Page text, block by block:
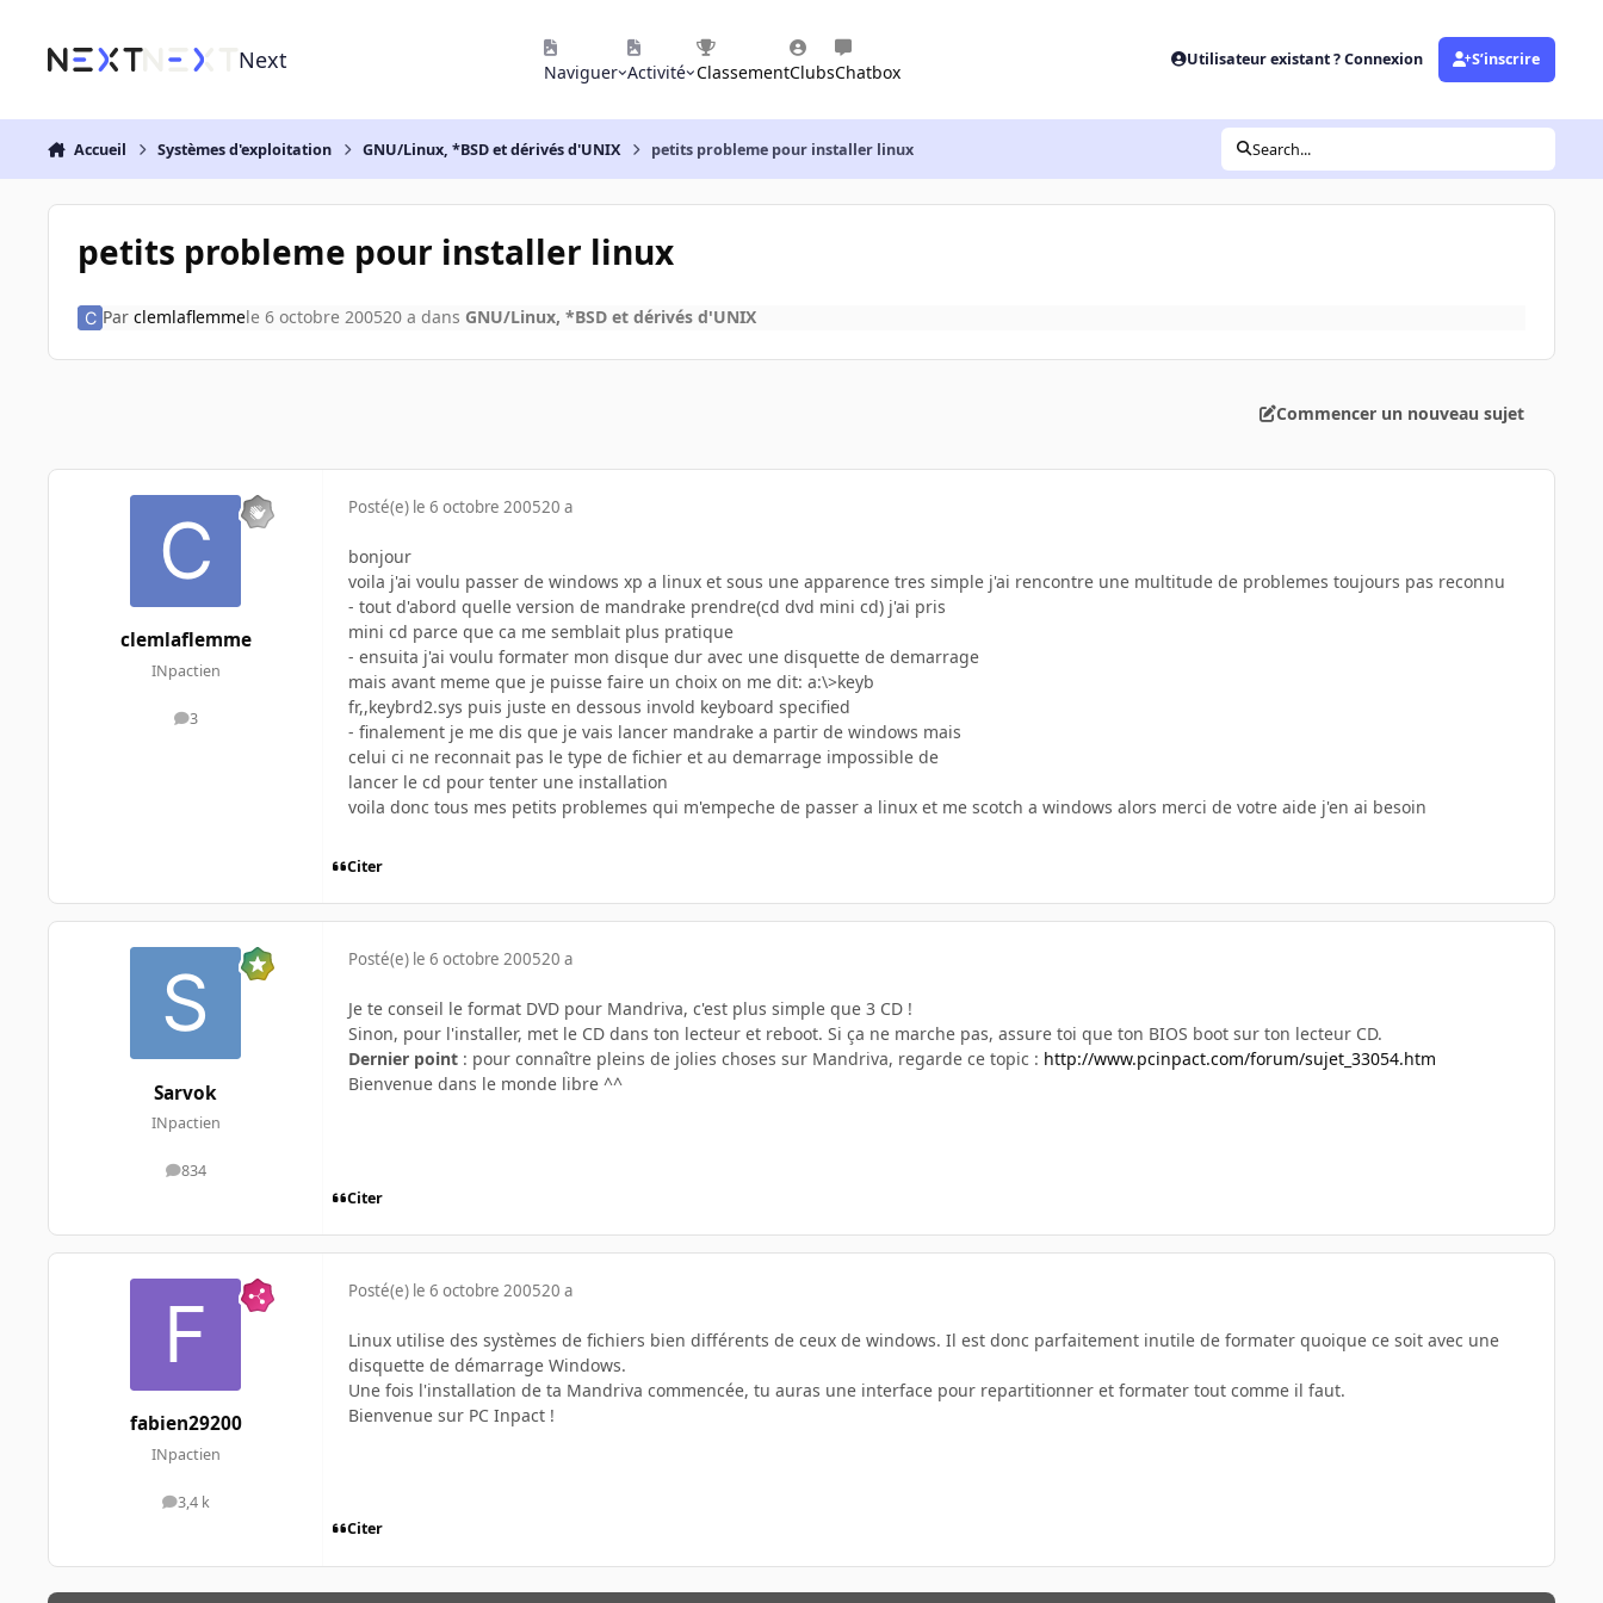
Next Naviguer Activité ClassementClubsChatbox
Utilisateur existant ? Connexion S’inscrire
Accueil Systèmes d'exploitation GNU/Linux, *BSD et dérivés d'UNIX petits probleme pour installer linux Search...
petits probleme pour installer linux
Par clemlaflemmele 6 octobre 200520 a dans GNU/Linux, *BSD et dérivés d'UNIX
Commencer un nouveau sujet
clemlaflemme
INpactien
3
messages
Posté(e) le 6 octobre 200520 a
bonjour
voila j'ai voulu passer de windows xp a linux et sous une apparence tres simple j'ai rencontre une multitude de problemes toujours pas reconnu
- tout d'abord quelle version de mandrake prendre(cd dvd mini cd) j'ai pris
mini cd parce que ca me semblait plus pratique
- ensuita j'ai voulu formater mon disque dur avec une disquette de demarrage
mais avant meme que je puisse faire un choix on me dit: a:\>keyb
fr,,keybrd2.sys puis juste en dessous invold keyboard specified
- finalement je me dis que je vais lancer mandrake a partir de windows mais
celui ci ne reconnait pas le type de fichier et au demarrage impossible de
lancer le cd pour tenter une installation
voila donc tous mes petits problemes qui m'empeche de passer a linux et me scotch a windows alors merci de votre aide j'en ai besoin
Citer
Sarvok
INpactien
834
messages
Posté(e) le 6 octobre 200520 a
Je te conseil le format DVD pour Mandriva, c'est plus simple que 3 CD !
Sinon, pour l'installer, met le CD dans ton lecteur et reboot. Si ça ne marche pas, assure toi que ton BIOS boot sur ton lecteur CD.
Dernier point : pour connaître pleins de jolies choses sur Mandriva, regarde ce topic : http://www.pcinpact.com/forum/sujet_33054.htm
Bienvenue dans le monde libre ^^
Citer
fabien29200
INpactien
3,4 k
messages
Posté(e) le 6 octobre 200520 a
Linux utilise des systèmes de fichiers bien différents de ceux de windows. Il est donc parfaitement inutile de formater quoique ce soit avec une
disquette de démarrage Windows.
Une fois l'installation de ta Mandriva commencée, tu auras une interface pour repartitionner et formater tout comme il faut.
Bienvenue sur PC Inpact !
Citer